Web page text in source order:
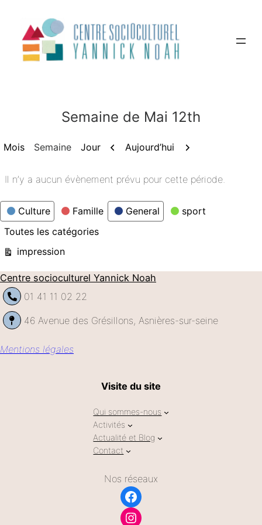
contenu
Semaine de Mai 12th
Mois Semaine Jour Précédent
Aujourd’hui Suivant
Il n’y a aucun évènement prévu pour cette période.
Catégories
Culture Famille General
sport
Toutes les catégories
Vue
impression
Centre socioculturel Yannick Noah
01 41 11 02 22
46 Avenue des Grésillons, Asnières-sur-seine
Mentions légales
Visite du site
Qui sommes-nous
Activités
Actualité et Blog
Contact
Nos réseaux
Facebook
Instagram